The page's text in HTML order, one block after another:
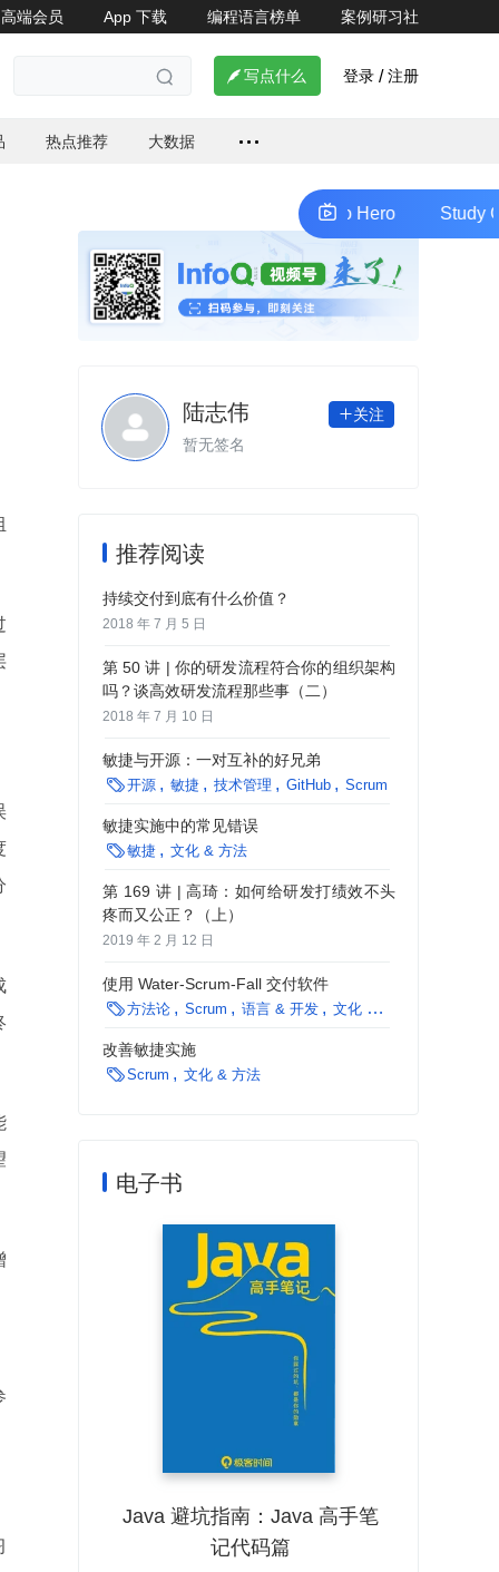
高端会员 App 下载 编程语言榜单 案例研习社
  写点什么 登录 / 注册
热点推荐 大数据
陆志伟 关注
暂无签名
推荐阅读
持续交付到底有什么价值？
2018 年 7 月 5 日
第 50 讲 | 你的研发流程符合你的组织架构
吗？谈高效研发流程那些事（二）
2018 年 7 月 10 日
敏捷与开源：一对互补的好兄弟
开源 敏捷 技术管理 GitHub Scrum
敏捷实施中的常见错误
敏捷 文化 & 方法
第 169 讲 | 高琦：如何给研发打绩效不头
疼而又公正？（上）
2019 年 2 月 12 日
使用 Water-Scrum-Fall 交付软件
方法论 Scrum 语言 & 开发 文化 & 方法
改善敏捷实施
Scrum 文化 & 方法
电子书
Java 避坑指南：Java 高手笔
记代码篇
Study Go: From Zero to Hero Study Go: